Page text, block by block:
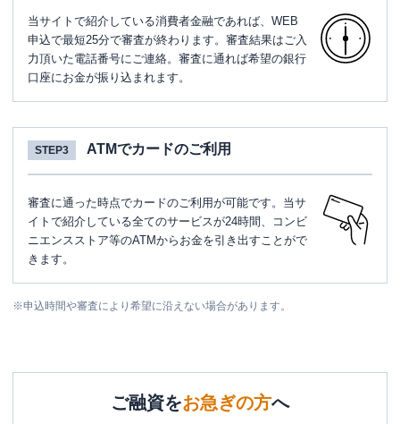
当サイトで紹介している消費者金融であれば、WEB
申込で最短25分で審査が終わります。審査結果はご入
力頂いた電話番号にご連絡。審査に通れば希望の銀行
口座にお金が振り込まれます。
STEP3 ATMでカードのご利用
審査に通った時点でカードのご利用が可能です。当サ
イトで紹介している全てのサービスが24時間、コンビ
ニエンスストア等のATMからお金を引き出すことがで
きます。
※申込時間や審査により希望に沿えない場合があります。
ご融資をお急ぎの方へ